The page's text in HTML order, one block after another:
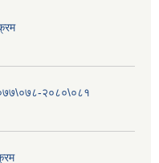
२०८०\०८१